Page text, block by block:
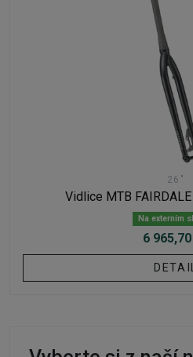
26"
Vidlice MTB
Na externím
6